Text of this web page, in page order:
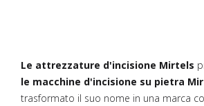
Le attrezzature d'incisione Mirtels
le macchine d'incisione su pietra
trasformato il suo nome in una marca